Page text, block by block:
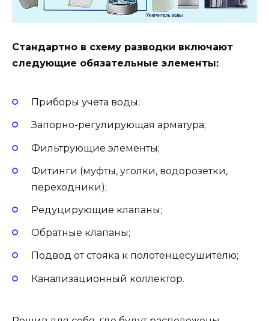
Стандартно в схему разводки включают
следующие обязательные элементы:
Приборы учета воды;
Запорно-регулирующая арматура;
Фильтрующие элементы;
Фитинги (муфты, уголки, водорозетки,
переходники);
Редуцирующие клапаны;
Обратные клапаны;
Подвод от стояка к полотенцесушителю;
Канализационный коллектор.